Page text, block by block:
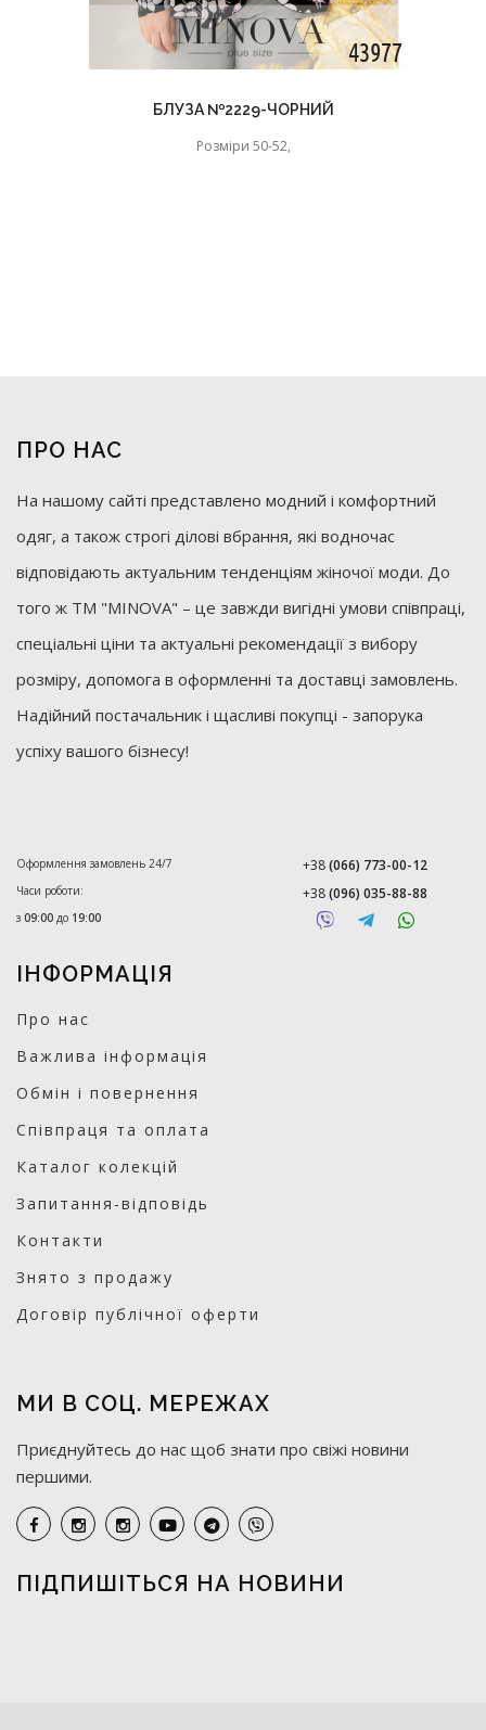
БЛУЗА №2229-ЧОРНИЙ
Розміри 50-52,
ПРО НАС
На нашому сайті представлено модний і комфортний
одяг, а також строгі ділові вбрання, які водночас
відповідають актуальним тенденціям жіночої моди. До
того ж ТМ "MINOVA" – це завжди вигідні умови співпраці,
спеціальні ціни та актуальні рекомендації з вибору
розміру, допомога в оформленні та доставці замовлень.
Надійний постачальник і щасливі покупці - запорука
успіху вашого бізнесу!
Оформлення замовлень 24/7
Часи роботи:
з 09:00 до 19:00
+38(066) 773-00-12
+38(096) 035-88-88
ІНФОРМАЦІЯ
Про нас
Важлива інформація
Обмін і повернення
Співпраця та оплата
Каталог колекцій
Запитання-відповідь
Контакти
Знято з продажу
Договір публічної оферти
МИ В СОЦ. МЕРЕЖАХ
Приєднуйтесь до нас щоб знати про свіжі новини
першими.
ПІДПИШІТЬСЯ НА НОВИНИ